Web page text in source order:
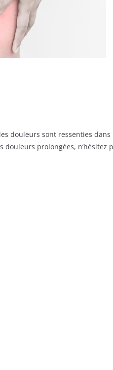
douleurs sont ressenties
prolongées, n’hésitez